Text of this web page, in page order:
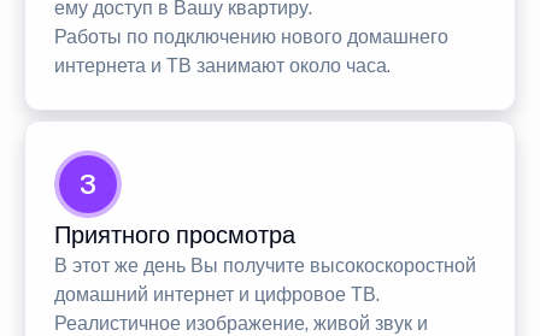
ему доступ в Вашу квартиру.
Работы по подключению нового домашнего
интернета и ТВ занимают около часа.
3
Приятного просмотра
В этот же день Вы получите высокоскоростной
домашний интернет и цифровое ТВ.
Реалистичное изображение, живой звук и